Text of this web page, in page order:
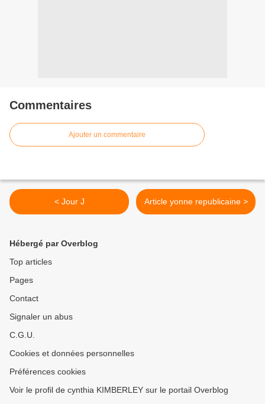
Commentaires
Ajouter un commentaire
< Jour J Article yonne republicaine >
Hébergé par Overblog
Top articles
Pages
Contact
Signaler un abus
C.G.U.
Cookies et données personnelles
Préférences cookies
Voir le profil de cynthia KIMBERLEY sur le portail Overblog